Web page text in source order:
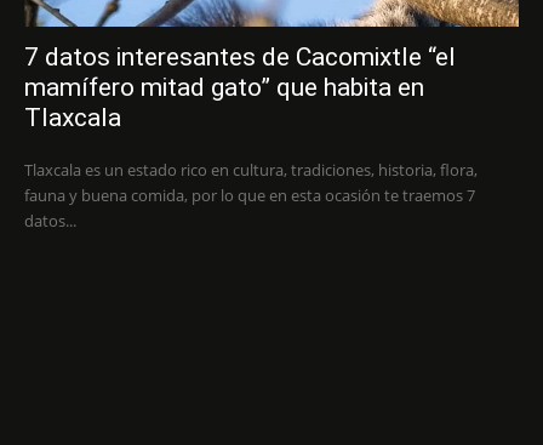
7 datos interesantes de Cacomixtle “el
mamífero mitad gato” que habita en
Tlaxcala
Tlaxcala es un estado rico en cultura, tradiciones, historia, flora,
fauna y buena comida, por lo que en esta ocasión te traemos 7
datos...